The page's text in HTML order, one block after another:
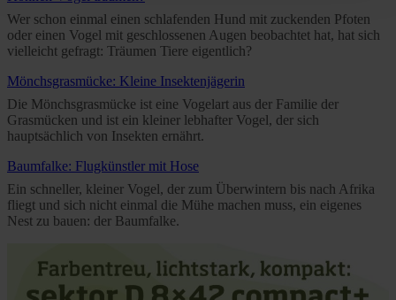
time and deselect cookies at any time (in the Privacy
Policy and in the footer of our website).
rights can be found in ourPrivacy Policy
Wer schon einmal einen schlafenden Hund mit zuckenden Pfoten
oder einen Vogel mit geschlossenen Augen beobachtet hat, hat sich
vielleicht gefragt: Träumen Tiere eigentlich?
Mönchsgrasmücke: Kleine Insektenjägerin
Die Mönchsgrasmücke ist eine Vogelart aus der Familie der
Grasmücken und ist ein kleiner lebhafter Vogel, der sich
hauptsächlich von Insekten ernährt.
Baumfalke: Flugkünstler mit Hose
Ein schneller, kleiner Vogel, der zum Überwintern bis nach Afrika
fliegt und sich nicht einmal die Mühe machen muss, ein eigenes
Nest zu bauen: der Baumfalke.